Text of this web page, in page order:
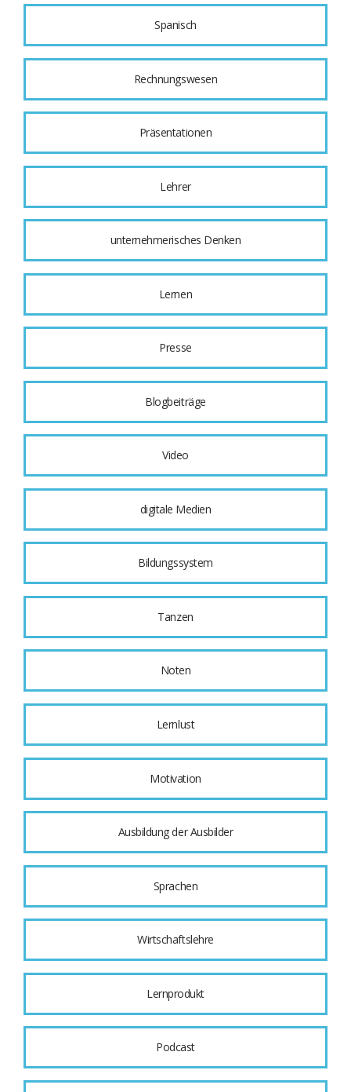
Spanisch
Rechnungswesen
Präsentationen
Lehrer
unternehmerisches Denken
Lernen
Presse
Blogbeiträge
Video
digitale Medien
Bildungssystem
Tanzen
Noten
Lernlust
Motivation
Ausbildung der Ausbilder
Sprachen
Wirtschaftslehre
Lernprodukt
Podcast